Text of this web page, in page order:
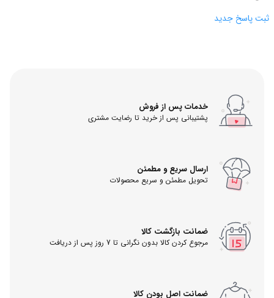
ثبت پاسخ جدید
خدمات پس از فروش
پشتیبانی پس از خرید تا رضایت مشتری
ارسال سریع و مطمئن
تحویل مطمئن و سریع محصولات
ضمانت بازگشت کالا
مرجوع کردن کالا بدون نگرانی تا 7 روز پس از دریافت
ضمانت اصل بودن کالا